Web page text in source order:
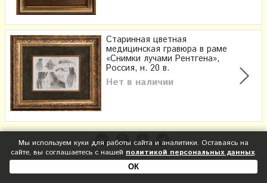
Старинная цветная
медицинская гравюра в раме
«Снимки лучами Рентгена»,
Россия, н. 20 в.
Нет в наличии
Мы используем куки для работы сайта и аналитики. Оставаясь на
сайте, вы соглашаетесь с нашей политикой персональных данных.
ОК